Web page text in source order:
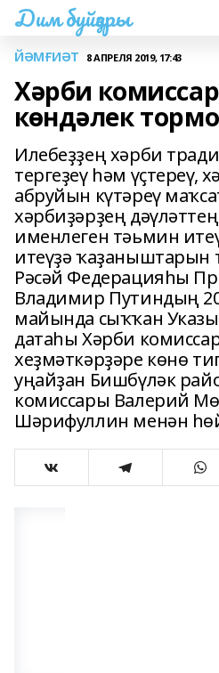
Дим буйҙары
ЙӘМҒИӘТ 8 АПРЕЛЯ 2019, 17:43
Хәрби
көндәлек
Илебеҙҙең хәрби
тергеҙеү һәм үҫтереү,
абруйын күтәреү
хәрбиҙәрҙең
именлеген тәьмин
итеүҙә ҡаҙаныштарын
Рәсәй Федерацияһы
Владимир Путиндың
майында сыҡҡан
датаһы Хәрби
хеҙмәткәрҙәре көнө
уңайҙан Бишбүләк
комиссары Валерий
Шәрифуллин менән